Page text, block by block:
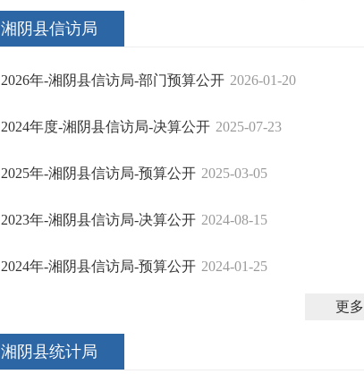
湘阴县信访局
2026年-湘阴县信访局-部门预算公开 2026-01-20
2024年度-湘阴县信访局-决算公开 2025-07-23
2025年-湘阴县信访局-预算公开 2025-03-05
2023年-湘阴县信访局-决算公开 2024-08-15
2024年-湘阴县信访局-预算公开 2024-01-25
更多
湘阴县统计局